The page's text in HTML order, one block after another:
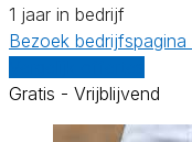
1 jaar in bedrijf
Bezoek bedrijfspagina
Gratis - Vrijblijvend